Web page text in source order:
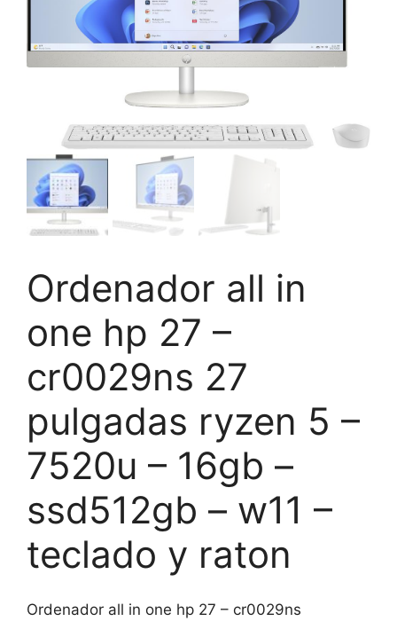
Ordenador all in
one hp 27 –
cr0029ns 27
pulgadas ryzen 5 –
7520u – 16gb –
ssd512gb – w11 –
teclado y raton
Ordenador all in one hp 27 – cr0029ns